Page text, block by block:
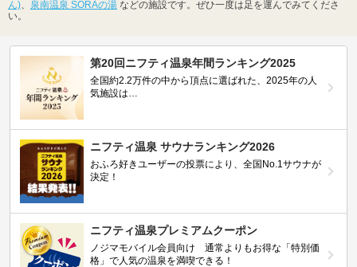
ん)、 泉南温泉 SORAの湯 などの施設です。ぜひ一度は足を運んでみてくださ
い。
第20回ニフティ温泉年間ランキング2025
全国約2.2万件の中から頂点に選ばれた、2025年の人
気施設は…
ニフティ温泉 サウナランキング2026
おふろ好きユーザーの投票により、全国No.1サウナが
決定！
ニフティ温泉プレミアムクーポン
ノジマモバイル会員向け 通常よりもお得な「特別価
格」で人気の温泉を満喫できる！